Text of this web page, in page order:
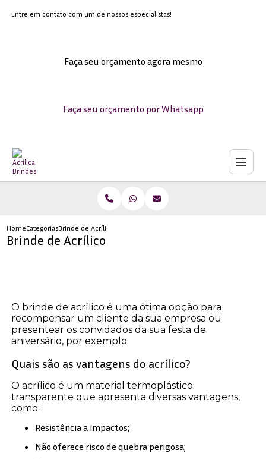
Entre em contato com um de nossos especialistas!
Faça seu orçamento agora mesmo
Faça seu orçamento por Whatsapp
HomeCategoriasBrinde de Acrílico
Brinde de Acrílico
O brinde de acrílico é uma ótima opção para
recompensar um cliente da sua empresa ou
presentear os convidados da sua festa de
aniversário, por exemplo.
Quais são as vantagens do acrílico?
O acrílico é um material termoplástico
transparente que apresenta diversas vantagens,
como:
Resistência a impactos;
Não oferece risco de quebra perigosa;